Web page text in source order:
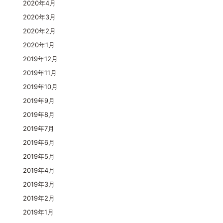
2020年4月
2020年3月
2020年2月
2020年1月
2019年12月
2019年11月
2019年10月
2019年9月
2019年8月
2019年7月
2019年6月
2019年5月
2019年4月
2019年3月
2019年2月
2019年1月